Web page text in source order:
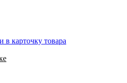
в карточку товара